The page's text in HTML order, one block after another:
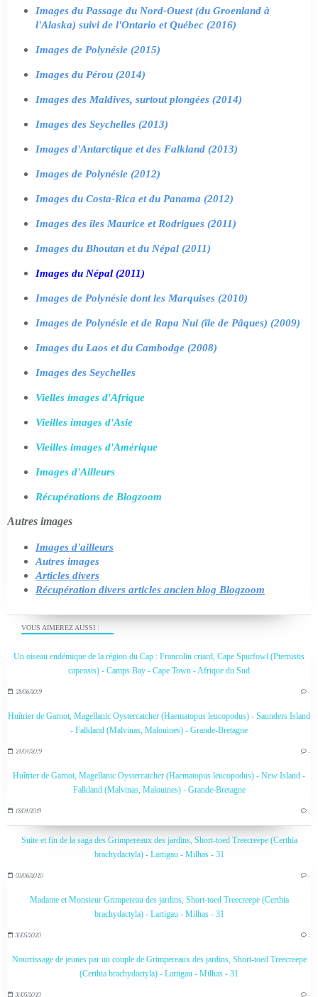
VOUS AIMEREZ AUSSI :
Un oiseau endémique de la région du Cap : Francolin criard, Cape Spurfowl (Pternistis
capensis) - Camps Bay - Cape Town - Afrique du Sud
28/06/2019 …
Huîtrier de Garnot, Magellanic Oystercatcher (Haematopus leucopodus) - Saunders Island
- Falkland (Malvinas, Malouines) - Grande-Bretagne
24/04/2019 …
Huîtrier de Garnot, Magellanic Oystercatcher (Haematopus leucopodus) - New Island -
Falkland (Malvinas, Malouines) - Grande-Bretagne
18/04/2019 …
Suite et fin de la saga des Grimpereaux des jardins, Short-toed Treecreepe (Certhia
brachydactyla) - Lartigau - Milhas - 31
03/06/2020 …
Madame et Monsieur Grimpereau des jardins, Short-toed Treecreepe (Certhia
brachydactyla) - Lartigau - Milhas - 31
31/05/2020 …
Nourrissage de jeunes par un couple de Grimpereaux des jardins, Short-toed Treecreepe
(Certhia brachydactyla) - Lartigau - Milhas - 31
31/05/2020 …
Images du Passage du Nord-Ouest (du Groenland à
l'Alaska) suivi de l'Ontario et Québec (2016)
Images de Polynésie (2015)
Images du Pérou (2014)
Images des Maldives, surtout plongées (2014)
Images des Seychelles (2013)
Images d'Antarctique et des Falkland (2013)
Images de Polynésie (2012)
Images du Costa-Rica et du Panama (2012)
Images des îles Maurice et Rodrigues (2011)
Images du Bhoutan et du Népal (2011)
Images du Népal (2011)
Images de Polynésie dont les Marquises (2010)
Images de Polynésie et de Rapa Nui (île de Pâques) (2009)
Images du Laos et du Cambodge (2008)
Images des Seychelles
Vielles images d'Afrique
Vieilles images d'Asie
Vieilles images d'Amérique
Images d'Ailleurs
Récupérations de Blogzoom
Autres images
Images d'ailleurs
Autres images
Articles divers
Récupération divers articles ancien blog Blogzoom